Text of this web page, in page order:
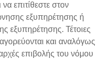
επιτίθεστε στον
εξυπηρέτησης ή
εξυπηρέτησης. Τέτοιες
και αναλόγως
επιβολής του νόμου